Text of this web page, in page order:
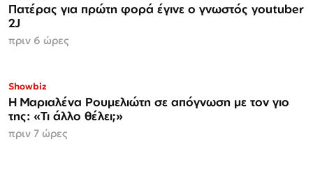
Πατέρας για πρώτη φορά έγινε ο γνωστός youtuber
2J
πριν 6 ώρες
Showbiz
H Μαριαλένα Ρουμελιώτη σε απόγνωση με τον γιο
της: «Τι άλλο θέλει;»
πριν 7 ώρες